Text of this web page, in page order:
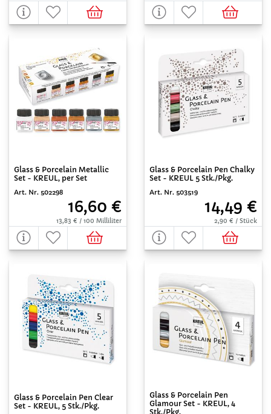
Glass & Porcelain Metallic
Set - KREUL, per Set
Art. Nr. 502298
16,60 €
13,83 € / 100 Milliliter
Glass & Porcelain Pen Chalky
Set - KREUL 5 Stk./Pkg.
Art. Nr. 503519
14,49 €
2,90 € / Stück
Glass & Porcelain Pen Clear
Set - KREUL, 5 Stk./Pkg.
Glass & Porcelain Pen
Glamour Set - KREUL, 4
Stk./Pkg.